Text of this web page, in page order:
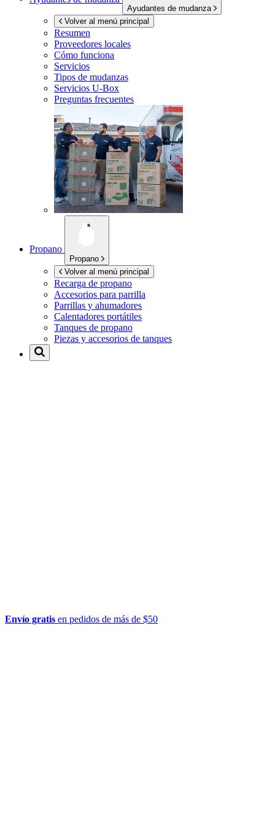
Ayudantes de mudanza
Volver al menú principal
Resumen
Proveedores locales
Cómo funciona
Servicios
Tipos de mudanzas
Servicios U-Box
Preguntas frecuentes
Propano
Propano
Volver al menú principal
Recarga de propano
Accesorios para parrilla
Parrillas y ahumadores
Calentadores portátiles
Tanques de propano
Piezas y accesorios de tanques
Envío gratis en pedidos de más de $50